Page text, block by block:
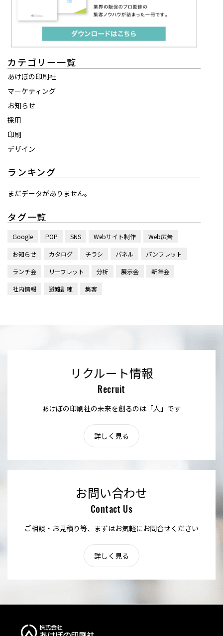
カテゴリー一覧
あけぼの印刷社
マーケティング
お知らせ
採用
印刷
デザイン
ランキング
まだデータがありません。
タグ一覧
Google POP SNS Webサイト制作 Web広告
お知らせ カタログ チラシ パネル パンフレット
ランチ会 リーフレット 分析 展示会 新年会
社内情報 避難訓練 集客
リクルート情報
Recruit
あけぼの印刷社の未来を創るのは「人」です
詳しく見る
お問い合わせ
Contact Us
ご相談・お見積り等、まずはお気軽にお問合せください
詳しく見る